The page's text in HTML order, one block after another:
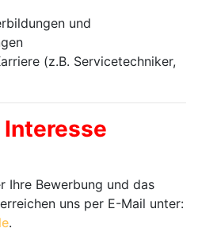
und
(z.B. Servicetechniker,
Ihre Bewerbung und das
uns per E-Mail unter:
.